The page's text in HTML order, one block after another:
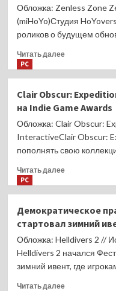
за год
увеличила
свой
тираж
ещё
Обложка: Zenless Zone
(miHoYo)Студия
роликов о будущем
Читать далееПрочитать
тизере
обновления
Zenless
Zone
показали
девушку-
PC
Clair Obscur:
на Indie Game Awards
Обложка: Clair Obscur:
InteractiveClair Obscur:
пополнять свою
Читать далееПрочитать
Obscur:
Expedition
33
2025
года
PC
Демократическое
стартовал зимний
Обложка: Helldivers 2 //
Helldivers 2 начался
зимний ивент, где
Читать далееПрочитать